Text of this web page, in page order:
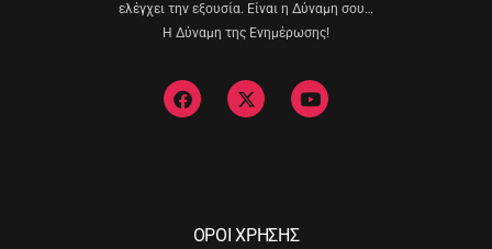
ελέγχει την εξουσία. Είναι η Δύναμη σου…
Η Δύναμη της Ενημέρωσης!
ΟΡΟΙ ΧΡΗΣΗΣ